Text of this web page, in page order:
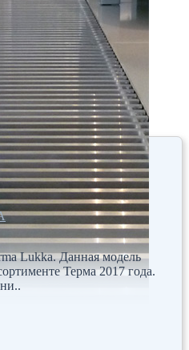
Lukka. Данная модель
Терма 2017 года.